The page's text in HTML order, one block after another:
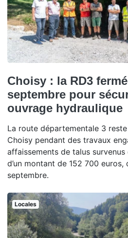
Choisy : la RD3
septembre pour
ouvrage hydraulique
La route départementale 3
Choisy pendant des travaux
affaissements de talus survenus
d’un montant de 152 700 euros,
septembre.
Locales